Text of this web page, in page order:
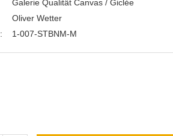
Galerie Qualität Canvas / Giclée
Oliver Wetter
1-007-STBNM-M